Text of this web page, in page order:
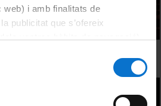
web) i amb finalitats de
publicitat que s’ofereix
galetes del lloc web de la
Hispànics 2011-2012